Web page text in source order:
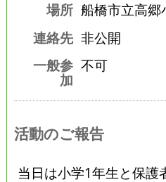
場所 船橋市立高郷
連絡先 非公開
一般参
加
不可
活動のご報告
当日は小学1年生と保護